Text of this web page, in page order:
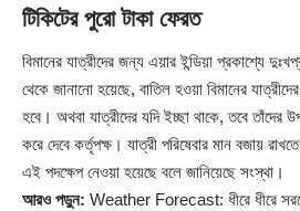
টিকিটের পুরো টাকা ফেরত
বিমানের যাত্রীদের জন্য এয়ার ইন্ডিয়া প্রকাশ্যে
থেকে জানানো হয়েছে, বাতিল হওয়া বিমানের
হবে। অথবা যাত্রীদের যদি ইচ্ছা থাকে, তবে তাঁদের
করে দেবে কর্তৃপক্ষ। যাত্রী পরিষেবার মান বজায়
এই পদক্ষেপ নেওয়া হয়েছে বলে জানিয়েছে সংস্থা।
আরও পড়ুন: Weather Forecast: ধীরে ধীরে সরছে